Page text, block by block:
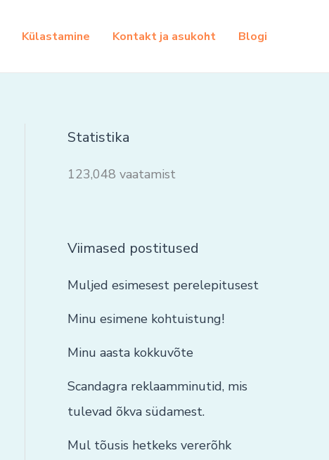
Külastamine Kontakt ja asukoht Blogi
Statistika
123,048 vaatamist
Viimased postitused
Muljed esimesest perelepitusest
Minu esimene kohtuistung!
Minu aasta kokkuvõte
Scandagra reklaamminutid, mis
tulevad õkva südamest.
Mul tõusis hetkeks vererõhk